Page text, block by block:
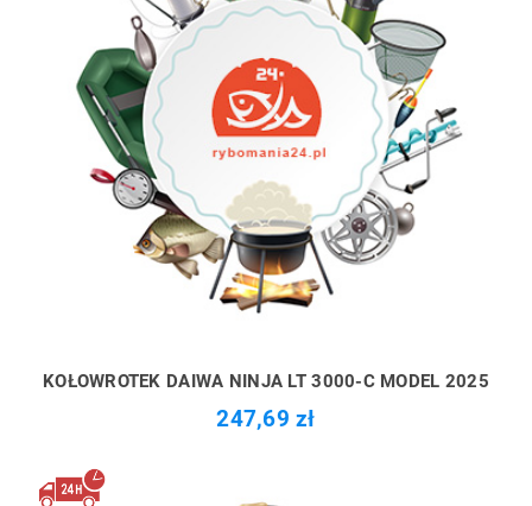
KOŁOWROTEK DAIWA NINJA LT 3000-C MODEL 2025
247,69 zł